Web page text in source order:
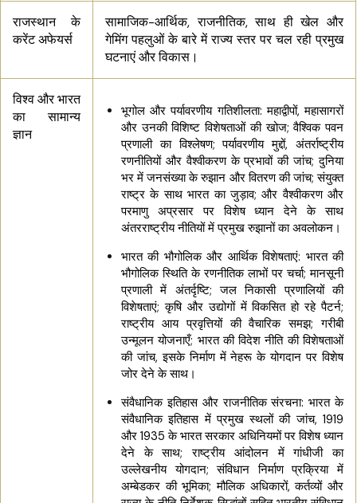
राजस्थान के
करेंट अफेयर्स
सामाजिक-आर्थिक, राजनीतिक, साथ ही खेल और
गेमिंग पहलुओं के बारे में राज्य स्तर पर चल रही प्रमुख
घटनाएं और विकास।
विश्व और भारत
का सामान्य
ज्ञान
भूगोल और पर्यावरणीय गतिशीलता: महाद्वीपों, महासागरों
और उनकी विशिष्ट विशेषताओं की खोज; वैश्विक पवन
प्रणाली का विश्लेषण; पर्यावरणीय मुद्दों, अंतर्राष्ट्रीय
रणनीतियों और वैश्वीकरण के प्रभावों की जांच; दुनिया
भर में जनसंख्या के रुझान और वितरण की जांच; संयुक्त
राष्ट्र के साथ भारत का जुड़ाव; और वैश्वीकरण और
परमाणु अप्रसार पर विशेष ध्यान देने के साथ
अंतरराष्ट्रीय नीतियों में प्रमुख रुझानों का अवलोकन।
भारत की भौगोलिक और आर्थिक विशेषताएं: भारत की
भौगोलिक स्थिति के रणनीतिक लाभों पर चर्चा; मानसूनी
प्रणाली में अंतर्दृष्टि; जल निकासी प्रणालियों की
विशेषताएं; कृषि और उद्योगों में विकसित हो रहे पैटर्न;
राष्ट्रीय आय प्रवृत्तियों की वैचारिक समझ; गरीबी
उन्मूलन योजनाएँ; भारत की विदेश नीति की विशेषताओं
की जांच, इसके निर्माण में नेहरू के योगदान पर विशेष
जोर देने के साथ।
संवैधानिक इतिहास और राजनीतिक संरचना: भारत के
संवैधानिक इतिहास में प्रमुख स्थलों की जांच, 1919
और 1935 के भारत सरकार अधिनियमों पर विशेष ध्यान
देने के साथ; राष्ट्रीय आंदोलन में गांधीजी का
उल्लेखनीय योगदान; संविधान निर्माण प्रक्रिया में
अम्बेडकर की भूमिका; मौलिक अधिकारों, कर्तव्यों और